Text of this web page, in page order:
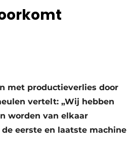
met productieverlies door
vertelt: „Wij hebben
worden van elkaar
eerste en laatste machine